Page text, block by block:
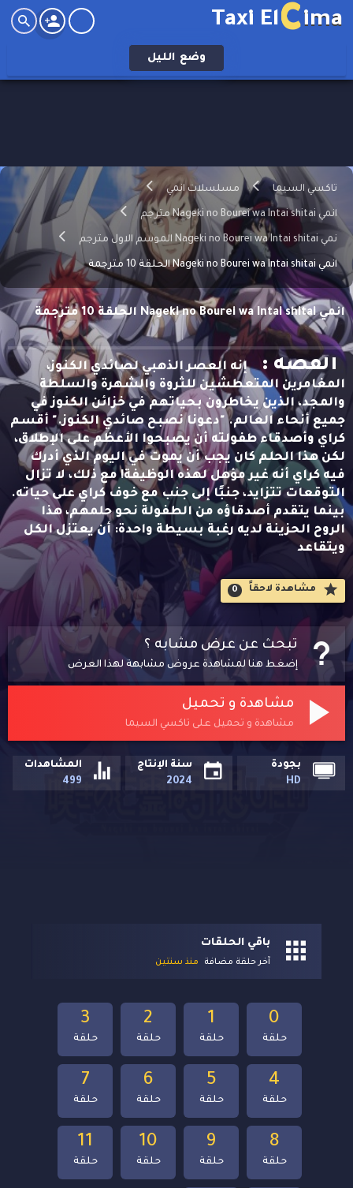
Taxi ElCima
وضع الليل
تاكسي السيما مسلسلات انمي
انمي Nageki no Bourei wa Intai shitai مترجم
نمي Nageki no Bourei wa Intai shitai الموسم الاول مترجم
انمي Nageki no Bourei wa Intai shitai الحلقة 10 مترجمة
انمي Nageki no Bourei wa Intai shitai الحلقة 10 مترجمة
القصه : إنه العصر الذهبي لصائدي الكنوز،
المغامرين المتعطشين للثروة والشهرة والسلطة
والمجد، الذين يخاطرون بحياتهم في خزائن الكنوز في
جميع أنحاء العالم. "دعونا نصبح صائدي الكنوز." أقسم
كراي وأصدقاء طفولته أن يصبحوا الأعظم على الإطلاق،
لكن هذا الحلم كان يجب أن يموت في اليوم الذي أدرك
فيه كراي أنه غير مؤهل لهذه الوظيفة! مع ذلك، لا تزال
التوقعات تتزايد، جنبًا إلى جنب مع خوف كراي على حياته.
بينما يتقدم أصدقاؤه من الطفولة نحو حلمهم، هذا
الروح الحزينة لديه رغبة بسيطة واحدة: أن يعتزل الكل
ويتقاعد
مشاهدة لاحقاََ 0
تبحث عن عرض مشابه ؟
إضغط هنا لمشاهدة عروض مشابهة لهذا العرض
مشاهدة و تحميل
مشاهدة و تحميل على تاكسي السيما
بجودة
HD
سنة الإنتاج
2024
المشاهدات
499
باقي الحلقات
آخر حلقة مضافة منذ سنتين
11
حلقة
10
حلقة
9
حلقة
8
حلقة
7
حلقة
6
حلقة
5
حلقة
4
حلقة
3
حلقة
2
حلقة
1
حلقة
0
حلقة